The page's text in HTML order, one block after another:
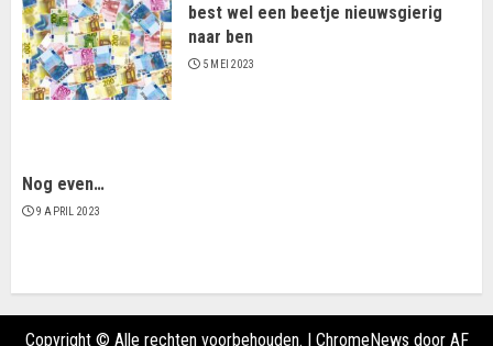
best wel een beetje nieuwsgierig
naar ben
5 MEI 2023
Nog even…
9 APRIL 2023
Copyright © Alle rechten voorbehouden. | ChromeNews door AF